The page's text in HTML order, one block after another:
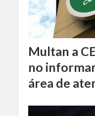
Multan a
no
área de